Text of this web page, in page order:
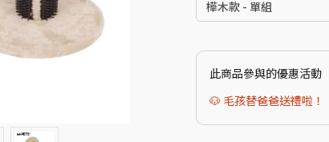
此商品參與的優惠活動
🐶 毛孩替爸爸送禮啦！